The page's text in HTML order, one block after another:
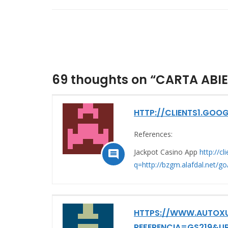
69 thoughts on “CARTA

HTTP://
References:
Jackpot Casino App http://
q=http://bzgm.alafdal.net/
HTTPS://